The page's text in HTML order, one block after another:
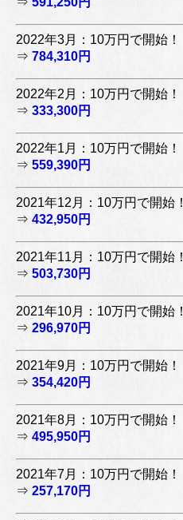
2022年3月：10万円で開始！
⇒ 784,310円
2022年2月：10万円で開始！
⇒ 333,300円
2022年1月：10万円で開始！
⇒ 559,390円
2021年12月：10万円で開始！
⇒ 432,950円
2021年11月：10万円で開始！
⇒ 503,730円
2021年10月：10万円で開始！
⇒ 296,970円
2021年9月：10万円で開始！
⇒ 354,420円
2021年8月：10万円で開始！
⇒ 495,950円
2021年7月：10万円で開始！
⇒ 257,170円